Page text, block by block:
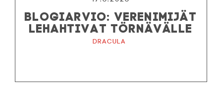
BLOGIARVIO: VERENIMIJÄT
LEHAHTIVAT TÖRNÄVÄLLE
Dracula